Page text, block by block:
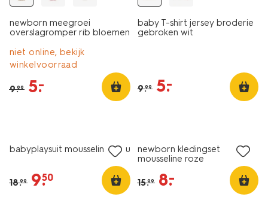
newborn meegroei
overslagromper rib bloemen
niet online, bekijk
winkelvoorraad
9.99 5.
–
baby T-shirt jersey broderie
gebroken wit
9.99 5.
–
babyplaysuit mousseline ecru
18.99 9.
50
newborn kledingset
mousseline roze
15.99 8.
–